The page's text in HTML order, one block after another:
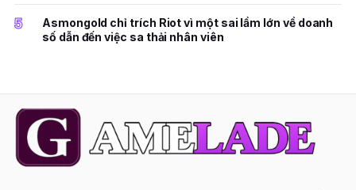
5
Asmongold chỉ trích Riot vì một sai lầm lớn về doanh
số dẫn đến việc sa thải nhân viên